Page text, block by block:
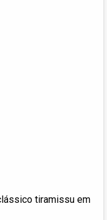
tiramissu em